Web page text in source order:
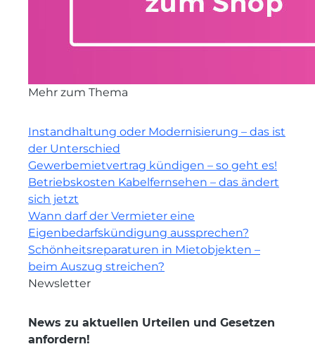
Mehr zum Thema
Instandhaltung oder Modernisierung – das ist
der Unterschied
Gewerbemietvertrag kündigen – so geht es!
Betriebskosten Kabelfernsehen – das ändert
sich jetzt
Wann darf der Vermieter eine
Eigenbedarfskündigung aussprechen?
Schönheitsreparaturen in Mietobjekten –
beim Auszug streichen?
Newsletter
News zu aktuellen Urteilen und Gesetzen
anfordern!